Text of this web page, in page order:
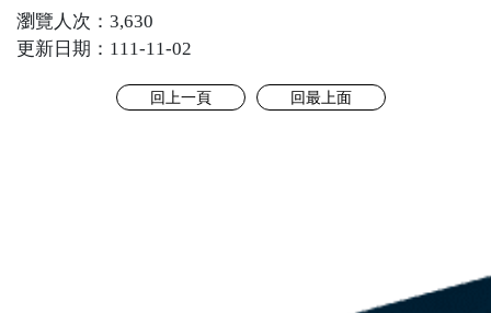
瀏覽人次：3,630
更新日期：111-11-02
回上一頁 回最上面